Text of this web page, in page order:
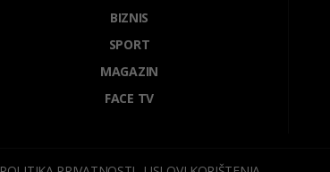
BIZNIS
SPORT
MAGAZIN
FACE TV